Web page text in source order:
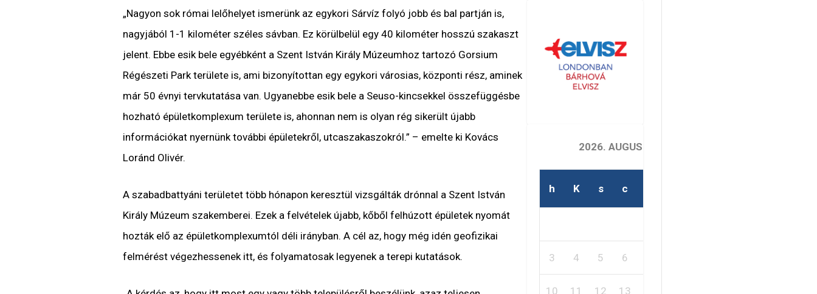
„Nagyon sok római lelőhelyet ismerünk az egykori Sárvíz folyó jobb és bal partján is,
nagyjából 1-1 kilométer széles sávban. Ez körülbelül egy 40 kilométer hosszú szakaszt
jelent. Ebbe esik bele egyébként a Szent István Király Múzeumhoz tartozó Gorsium
Régészeti Park területe is, ami bizonyítottan egy egykori városias, központi rész, aminek
már 50 évnyi tervkutatása van. Ugyanebbe esik bele a Seuso-kincsekkel összefüggésbe
hozható épületkomplexum területe is, ahonnan nem is olyan rég sikerült újabb
információkat nyernünk további épületekről, utcaszakaszokról.” – emelte ki Kovács
Loránd Olivér.
A szabadbattyáni területet több hónapon keresztül vizsgálták drónnal a Szent István
Király Múzeum szakemberei. Ezek a felvételek újabb, kőből felhúzott épületek nyomát
hozták elő az épületkomplexumtól déli irányban. A cél az, hogy még idén geofizikai
felmérést végezhessenek itt, és folyamatosak legyenek a terepi kutatások.
2026. AUGUSZTUS
h K s c
3 4 5 6
10 11 12 13